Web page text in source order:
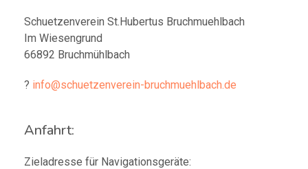
Schuetzenverein St.Hubertus Bruchmuehlbach
Im Wiesengrund
66892 Bruchmühlbach
? info@schuetzenverein-bruchmuehlbach.de
Anfahrt:
Zieladresse für Navigationsgeräte: